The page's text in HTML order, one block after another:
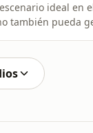
ideal en
también pueda